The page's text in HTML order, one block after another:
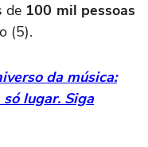
de 100 mil pessoas
(5).
da música:
lugar. Siga